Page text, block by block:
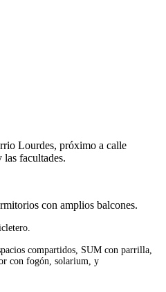
Lourdes, próximo a calle
facultades.
con amplios balcones.
compartidos, SUM con parrilla,
con fogón, solarium, y